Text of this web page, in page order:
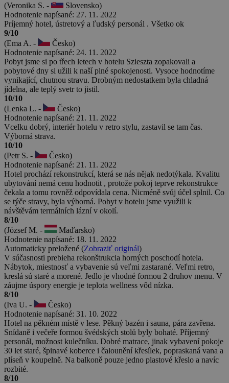
(Veronika S. -
Slovensko)
Hodnotenie napísané: 27. 11. 2022
Príjemný hotel, ústretový a ľudský personál . Všetko ok
9/10
(Ema A. -
Česko)
Hodnotenie napísané: 24. 11. 2022
Pobyt jsme si po třech letech v hotelu Szieszta zopakovali a
pobytové dny si užili k naší plné spokojenosti. Vysoce hodnotíme
vynikající, chutnou stravu. Drobným nedostatkem byla chladná
jídelna, ale teplý svetr to jistil.
10/10
(Lenka L. -
Česko)
Hodnotenie napísané: 21. 11. 2022
Vcelku dobrý, interiér hotelu v retro stylu, zastavil se tam čas.
Výborná strava.
10/10
(Petr S. -
Česko)
Hodnotenie napísané: 21. 11. 2022
Hotel prochází rekonstrukcí, která se nás nějak nedotýkala. Kvalitu
ubytování nemá cenu hodnotit , protože pokoj teprve rekonstrukce
čekala a tomu rovněž odpovídala cena. Nicméně svůj účel splnil. Co
se týče stravy, byla výborná. Pobyt v hotelu jsme využili k
návštěvám termálních lázní v okolí.
8/10
(József M. -
Maďarsko)
Hodnotenie napísané: 18. 11. 2022
Automaticky preložené (Zobraziť originál)
V súčasnosti prebieha rekonštrukcia horných poschodí hotela.
Nábytok, miestnosť a vybavenie sú veľmi zastarané. Veľmi retro,
kreslá sú staré a morené. Jedlo je vhodné formou 2 druhov menu. V
záujme úspory energie je teplota wellness vôd nízka.
8/10
(Iva U. -
Česko)
Hodnotenie napísané: 31. 10. 2022
Hotel na pěkném místě v lese. Pěkný bazén i sauna, pára zavřena.
Snídaně i večeře formou švédských stolů byly bohaté. Příjemný
personál, možnost kulečníku. Dobré matrace, jinak vybavení pokoje
30 let staré, špinavé koberce i čalounění křesílek, popraskaná vana a
plíseň v koupelně. Na balkoně pouze jedno plastové křeslo a navíc
rozbité.
8/10